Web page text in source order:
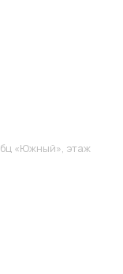
«Южный», этаж